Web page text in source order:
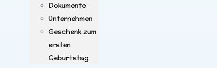
Dokumente
Unternehmen
Geschenk zum
ersten
Geburtstag